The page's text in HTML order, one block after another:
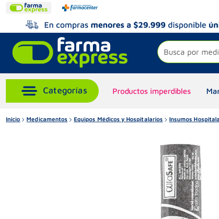
Busca por
Productos imperdibles
Inicio Medicamentos Equipos Médicos y Hospitalarios Insumos